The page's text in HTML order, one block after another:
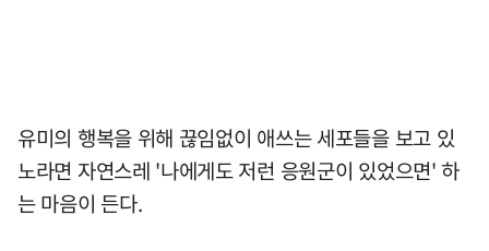
유미의 행복을 위해 끊임없이 애쓰는 세포들을 보고 있
노라면 자연스레 '나에게도 저런 응원군이 있었으면' 하
는 마음이 든다.